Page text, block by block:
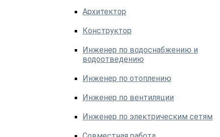
Архитектор
Конструктор
Инженер по водоснабжению и
водоотведению
Инженер по отоплению
Инженер по вентиляции
Инженер по электрическим сетям